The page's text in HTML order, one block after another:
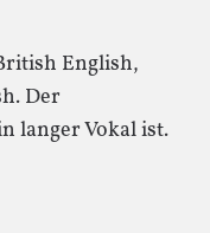
English,
Der
langer Vokal ist.